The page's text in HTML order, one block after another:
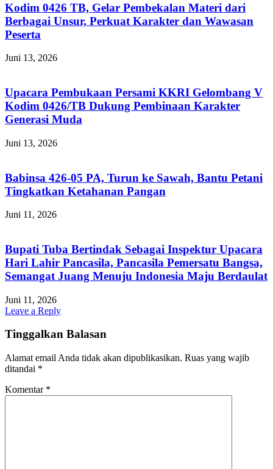
Kodim 0426 TB, Gelar Pembekalan Materi dari
Berbagai Unsur, Perkuat Karakter dan Wawasan
Peserta
Juni 13, 2026
Upacara Pembukaan Persami KKRI Gelombang V
Kodim 0426/TB Dukung Pembinaan Karakter
Generasi Muda
Juni 13, 2026
Babinsa 426-05 PA, Turun ke Sawah, Bantu Petani
Tingkatkan Ketahanan Pangan
Juni 11, 2026
Bupati Tuba Bertindak Sebagai Inspektur Upacara
Hari Lahir Pancasila, Pancasila Pemersatu Bangsa,
Semangat Juang Menuju Indonesia Maju Berdaulat
Juni 11, 2026
Leave a Reply
Tinggalkan Balasan
Alamat email Anda tidak akan dipublikasikan. Ruas yang wajib
ditandai *
Komentar *